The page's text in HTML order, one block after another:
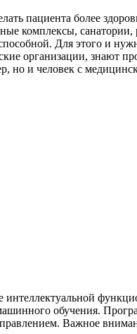
пациента более
комплексы,
Для этого и
организации, знают
но и человек с
интеллектуальной
обучения.
Важное